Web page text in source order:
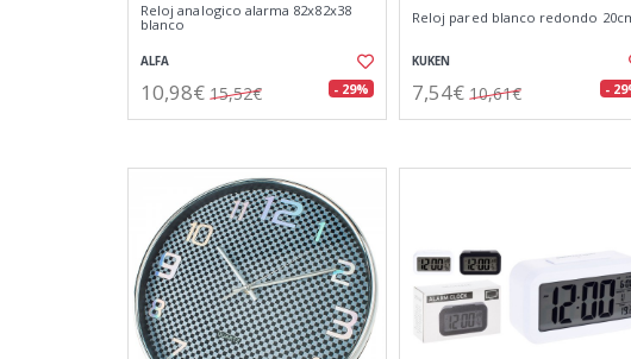
Reloj analogico alarma 82x82x38
blanco
ALFA
10,98€ 15,52€ - 29%
Reloj pared blanco redondo
KUKEN
7,54€ 10,61€ -